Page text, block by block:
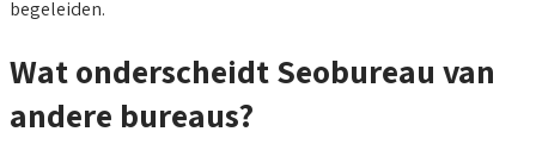
begeleiden.
Wat onderscheidt Seobureau van
andere bureaus?